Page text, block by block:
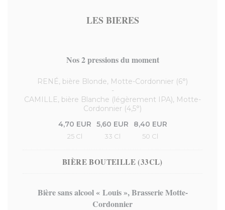
LES BIERES
Nos 2 pressions du moment
RENÉ, bière Blonde, Motte-Cordonnier (6°)
-
CAMILLE, bière Blanche (légèrement IPA), Motte-
Cordonnier (4,5°)
4,70 EUR
25 Cl
5,60 EUR
33 Cl
8,40 EUR
50 Cl
BIÈRE BOUTEILLE (33CL)
Bière sans alcool « Louis », Brasserie Motte-
Cordonnier